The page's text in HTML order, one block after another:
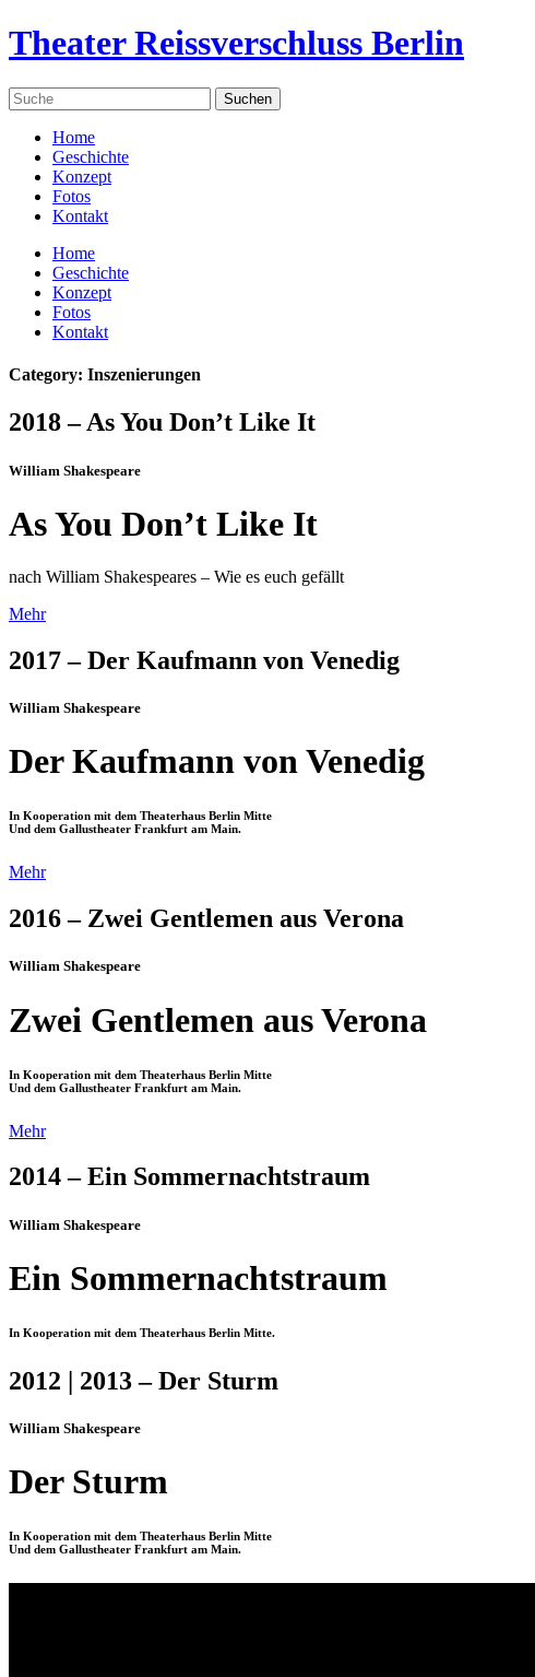
Theater Reissverschluss Berlin
Home
Geschichte
Konzept
Fotos
Kontakt
Home
Geschichte
Konzept
Fotos
Kontakt
Category: Inszenierungen
2018 – As You Don’t Like It
William Shakespeare
As You Don’t Like It
nach William Shakespeares – Wie es euch gefällt
Mehr
2017 – Der Kaufmann von Venedig
William Shakespeare
Der Kaufmann von Venedig
In Kooperation mit dem Theaterhaus Berlin Mitte
Und dem Gallustheater Frankfurt am Main.
Mehr
2016 – Zwei Gentlemen aus Verona
William Shakespeare
Zwei Gentlemen aus Verona
In Kooperation mit dem Theaterhaus Berlin Mitte
Und dem Gallustheater Frankfurt am Main.
Mehr
2014 – Ein Sommernachtstraum
William Shakespeare
Ein Sommernachtstraum
In Kooperation mit dem Theaterhaus Berlin Mitte.
2012 | 2013 – Der Sturm
William Shakespeare
Der Sturm
In Kooperation mit dem Theaterhaus Berlin Mitte
Und dem Gallustheater Frankfurt am Main.